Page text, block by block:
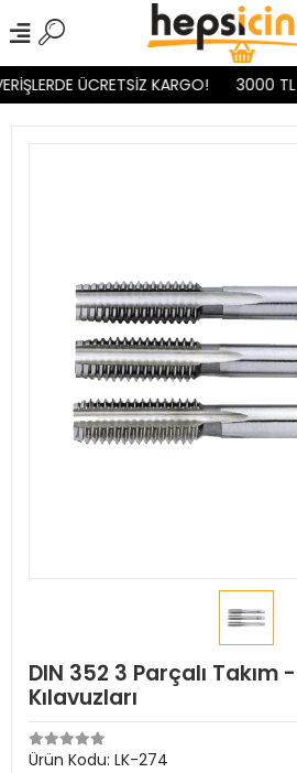
ÜCRETSİZ KARGO! 3000 TL
DIN 352 3 Parçalı Takım
Kılavuzları
Ürün Kodu: LK-274